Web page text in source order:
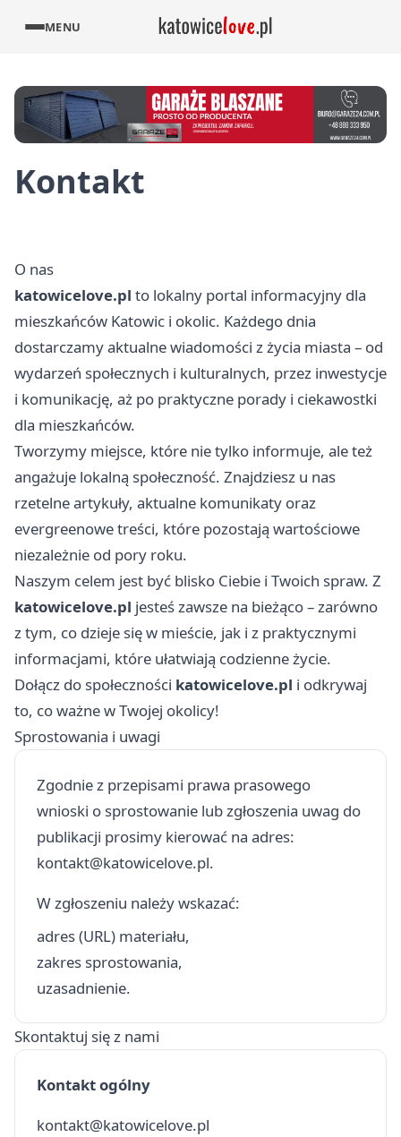
MENU
Kontakt
O nas
katowicelove.pl to lokalny portal informacyjny dla
mieszkańców Katowic i okolic. Każdego dnia
dostarczamy aktualne wiadomości z życia miasta – od
wydarzeń społecznych i kulturalnych, przez inwestycje
i komunikację, aż po praktyczne porady i ciekawostki
dla mieszkańców.
Tworzymy miejsce, które nie tylko informuje, ale też
angażuje lokalną społeczność. Znajdziesz u nas
rzetelne artykuły, aktualne komunikaty oraz
evergreenowe treści, które pozostają wartościowe
niezależnie od pory roku.
Naszym celem jest być blisko Ciebie i Twoich spraw. Z
katowicelove.pl jesteś zawsze na bieżąco – zarówno
z tym, co dzieje się w mieście, jak i z praktycznymi
informacjami, które ułatwiają codzienne życie.
Dołącz do społeczności katowicelove.pl i odkrywaj
to, co ważne w Twojej okolicy!
Sprostowania i uwagi
Zgodnie z przepisami prawa prasowego
wnioski o sprostowanie lub zgłoszenia uwag do
publikacji prosimy kierować na adres:
kontakt@katowicelove.pl.
W zgłoszeniu należy wskazać:
adres (URL) materiału,
zakres sprostowania,
uzasadnienie.
Skontaktuj się z nami
Kontakt ogólny
kontakt@katowicelove.pl